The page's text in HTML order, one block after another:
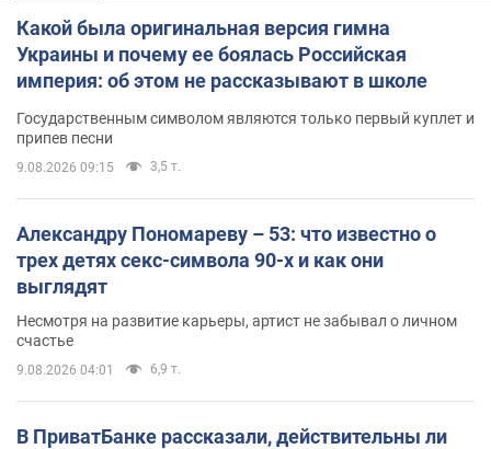
Какой была оригинальная версия гимна
Украины и почему ее боялась Российская
империя: об этом не рассказывают в школе
Государственным символом являются только первый куплет и
припев песни
9.08.2026 09:15 3,5 т.
Александру Пономареву – 53: что известно о
трех детях секс-символа 90-х и как они
выглядят
Несмотря на развитие карьеры, артист не забывал о личном
счастье
9.08.2026 04:01 6,9 т.
В ПриватБанке рассказали, действительны ли